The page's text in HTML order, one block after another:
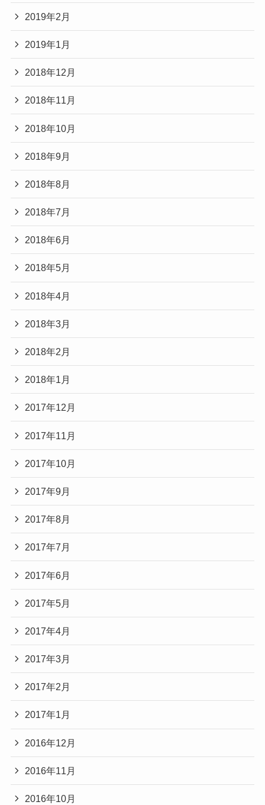
2019年2月
2019年1月
2018年12月
2018年11月
2018年10月
2018年9月
2018年8月
2018年7月
2018年6月
2018年5月
2018年4月
2018年3月
2018年2月
2018年1月
2017年12月
2017年11月
2017年10月
2017年9月
2017年8月
2017年7月
2017年6月
2017年5月
2017年4月
2017年3月
2017年2月
2017年1月
2016年12月
2016年11月
2016年10月